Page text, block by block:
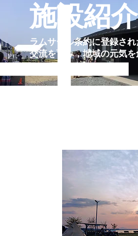
施設紹介
ラムサール条約に登録さ
交流を育み，地域の元気